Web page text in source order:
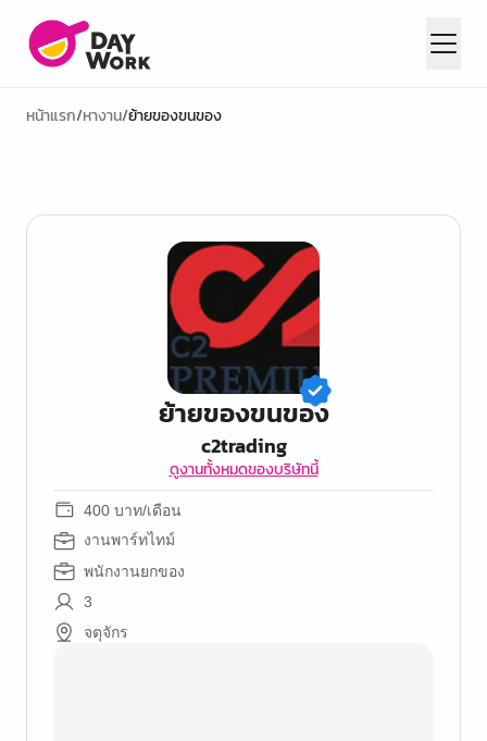
หน้าแรก/หางาน/ย้ายของขนของ
ย้ายของขนของ
c2trading
ดูงานทั้งหมดของบริษัทนี้
400 บาท/เดือน
งานพาร์ทไทม์
พนักงานยกของ
3
จตุจักร